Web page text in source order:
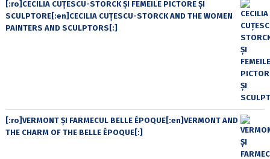
[:ro]CECILIA CUŢESCU-STORCK ŞI FEMEILE PICTORE ŞI
SCULPTORE[:en]CECILIA CUŢESCU-STORCK AND THE WOMEN
PAINTERS AND SCULPTORS[:]
[:ro]VERMONT ȘI FARMECUL BELLE ÉPOQUE[:en]VERMONT AND
THE CHARM OF THE BELLE ÉPOQUE[:]